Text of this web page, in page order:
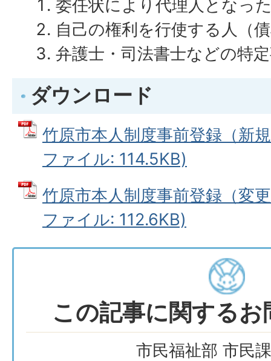
委任状により代理人となっ
自己の権利を行使する人（
弁護士・司法書士などの特
ダウンロード
竹原市本人制度事前登録（新
ファイル: 114.5KB)
竹原市本人制度事前登録（変
ファイル: 112.6KB)
この記事に関する
市民福祉部 市民